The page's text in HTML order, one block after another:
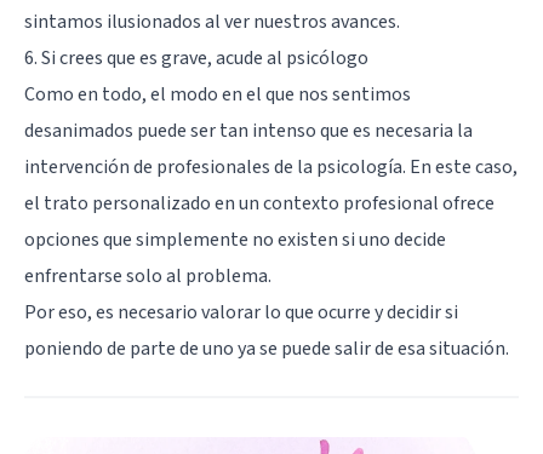
sintamos ilusionados al ver nuestros avances.
6. Si crees que es grave, acude al psicólogo
Como en todo, el modo en el que nos sentimos
desanimados puede ser tan intenso que es necesaria la
intervención de profesionales de la psicología. En este caso,
el trato personalizado en un contexto profesional ofrece
opciones que simplemente no existen si uno decide
enfrentarse solo al problema.
Por eso, es necesario valorar lo que ocurre y decidir si
poniendo de parte de uno ya se puede salir de esa situación.